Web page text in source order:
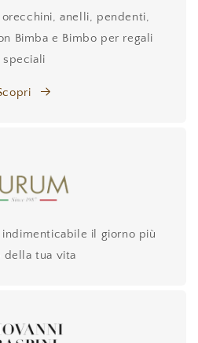
anelli, pendenti,
Bimba e Bimbo per regali
speciali
il giorno più
della tua vita